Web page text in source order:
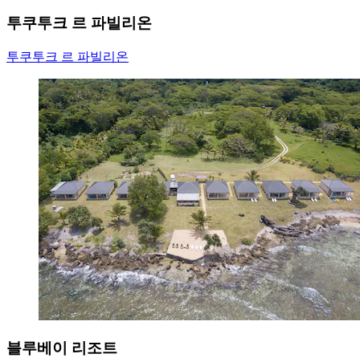
투쿠투크 르 파빌리온
투쿠투크 르 파빌리온
블루베이 리조트